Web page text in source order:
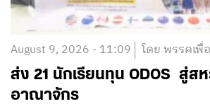
August 9, 2026 - 11:09 โดย พรรคเพื่
ส่ง 21 นักเรียนทุน ODOS สู่ส
อาณาจักร